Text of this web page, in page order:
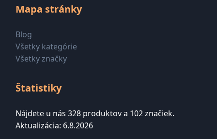
Mapa stránky
Blog
Všetky kategórie
Všetky značky
Štatistiky
Nájdete u nás 328 produktov a 102 značiek.
Aktualizácia: 6.8.2026